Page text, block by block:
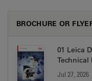
BROCHURE OR
01 Leica
Technical
Jul 27, 2026